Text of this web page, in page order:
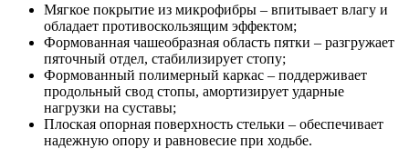
Мягкое покрытие из микрофибры – впитывает влагу и
обладает противоскользящим эффектом;
Формованная чашеобразная область пятки – разгружает
пяточный отдел, стабилизирует стопу;
Формованный полимерный каркас – поддерживает
продольный свод стопы, амортизирует ударные
нагрузки на суставы;
Плоская опорная поверхность стельки – обеспечивает
надежную опору и равновесие при ходьбе.